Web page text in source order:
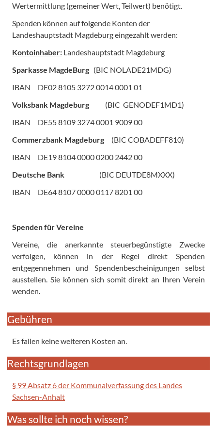
Wertermittlung (gemeiner Wert, Teilwert) benötigt.
Spenden können auf folgende Konten der
Landeshauptstadt Magdeburg eingezahlt werden:
Kontoinhaber: Landeshauptstadt Magdeburg
Sparkasse MagdeBurg (BIC NOLADE21MDG)
IBAN DE02 8105 3272 0014 0001 01
Volksbank Magdeburg (BIC GENODEF1MD1)
IBAN DE55 8109 3274 0001 9009 00
Commerzbank Magdeburg (BIC COBADEFF810)
IBAN DE19 8104 0000 0200 2442 00
Deutsche Bank (BIC DEUTDE8MXXX)
IBAN DE64 8107 0000 0117 8201 00
Spenden für Vereine
Vereine, die anerkannte steuerbegünstigte Zwecke
verfolgen, können in der Regel direkt Spenden
entgegennehmen und Spendenbescheinigungen selbst
ausstellen. Sie können sich somit direkt an Ihren Verein
wenden.
Gebühren
Es fallen keine weiteren Kosten an.
Rechtsgrundlagen
§ 99 Absatz 6 der Kommunalverfassung des Landes
Sachsen-Anhalt
Was sollte ich noch wissen?